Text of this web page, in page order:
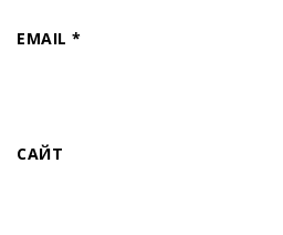
EMAIL*
САЙТ